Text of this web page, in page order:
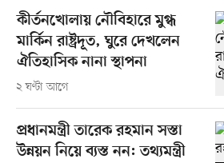
কীর্তনখোলায় নৌবিহারে মুগ্ধ
মার্কিন রাষ্ট্রদূত, ঘুরে দেখলেন
ঐতিহাসিক নানা স্থাপনা
২ ঘণ্টা আগে
প্রধানমন্ত্রী তারেক রহমান সস্তা
উন্নয়ন নিয়ে ব্যস্ত নন: তথ্যমন্ত্রী